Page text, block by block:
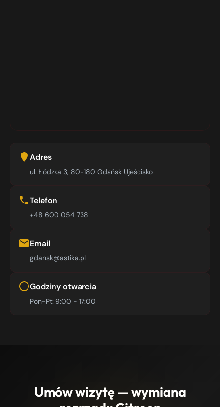
Adres
ul. Łódzka 3, 80-180 Gdańsk Ujeścisko
Telefon
+48 600 054 738
Email
gdansk@astika.pl
Godziny otwarcia
Pon-Pt: 9:00 - 17:00
Umów wizytę — wymiana